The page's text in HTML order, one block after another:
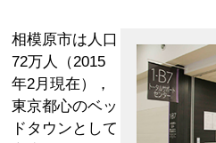
相模原市は人口
72万人（2015
年2月現在），
東京都心のベッ
ドタウンとして